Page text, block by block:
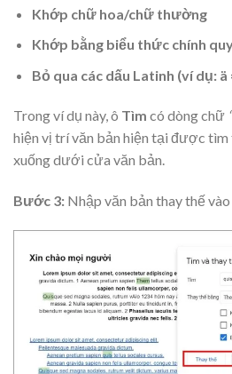
Khớp chữ hoa/chữ thường
Khớp bằng biểu thức chính
Bỏ qua các dấu Latinh (ví dụ: ä
Trong ví dụ này, ô Tìm có dòng chữ
hiện vị trí văn bản hiện tại được
xuống dưới cửa văn bản.
Bước 3: Nhập văn bản thay thế vào